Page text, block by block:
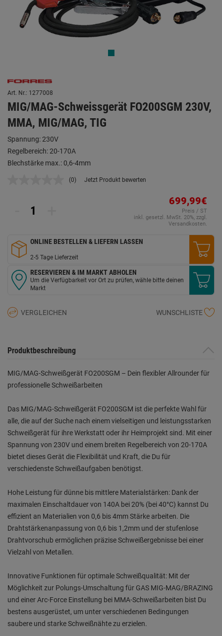
Art. Nr.: 1277008
MIG/MAG-Schweissgerät FO200SGM 230V,
MMA, MIG/MAG, TIG
Spannung: 230V
Regelbereich: 20-170A
Blechstärke max.: 0,6-4mm
Kein
(0) Jetzt Produkt bewerten
699,99€
Preis / ST
inkl. gesetzl. MwSt. 20%, zzgl.
Versandkosten.
ONLINE BESTELLEN & LIEFERN LASSEN
2-5 Tage Lieferzeit
RESERVIEREN & IM MARKT ABHOLEN
Um die Verfügbarkeit vor Ort zu prüfen, wähle bitte deinen
Markt
VERGLEICHEN WUNSCHLISTE
Produktbeschreibung
MIG/MAG-Schweißgerät FO200SGM – Dein flexibler Allrounder für
professionelle Schweißarbeiten
Das MIG/MAG-Schweißgerät FO200SGM ist die perfekte Wahl für
alle, die auf der Suche nach einem vielseitigen und leistungsstarken
Schweißgerät für ihre Werkstatt oder ihr Heimprojekt sind. Mit einer
Spannung von 230V und einem breiten Regelbereich von 20-170A
bietet dieses Gerät die Flexibilität und Kraft, die Du für
verschiedenste Schweißaufgaben benötigst.
Hohe Leistung für dünne bis mittlere Materialstärken: Dank der
maximalen Einschaltdauer von 140A bei 20% (bei 40°C) kannst Du
effizient an Materialien von 0,6 bis 4mm Stärke arbeiten. Die
Drahtstärkenanpassung von 0,6 bis 1,2mm und der stufenlose
Drahtvorschub ermöglichen präzise Schweißergebnisse bei einer
Vielzahl von Metallen.
Innovative Funktionen für optimale Schweißqualität: Mit der
Möglichkeit zur Polungs-Umschaltung für GAS MIG-MAG/BRAZING
und einer Arc-Force Einstellung bei MMA-Schweißarbeiten bist Du
bestens ausgerüstet, um unter verschiedenen Bedingungen
saubere und starke Schweißnähte zu erzielen.